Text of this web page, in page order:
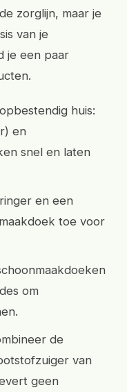
zorglijn, maar je
van je
je een paar
huis:
en
snel en laten
en een
toe voor
om
de
van
geen